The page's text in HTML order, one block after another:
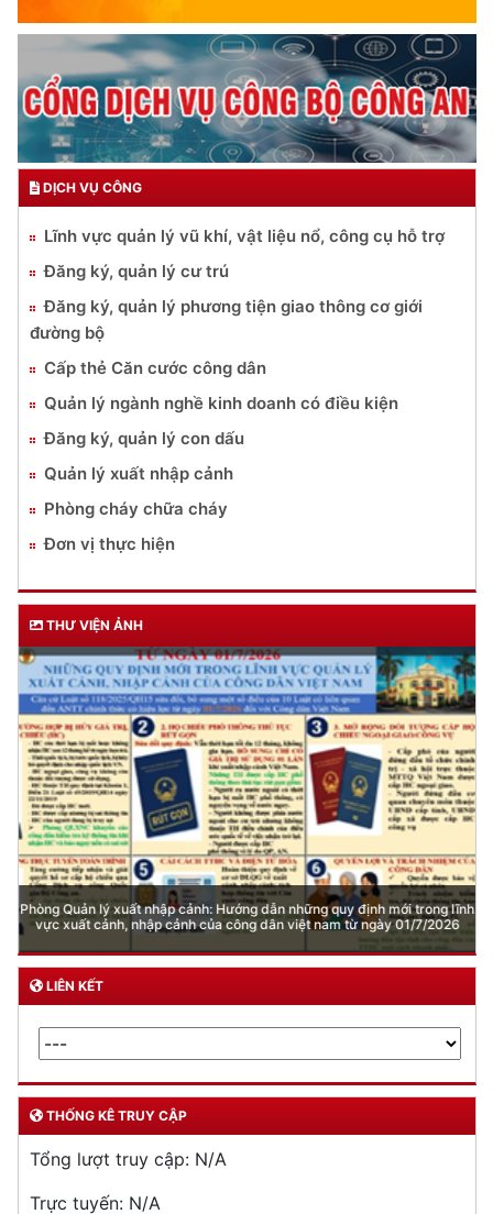
Đối với công việc, phải
TẬN TỤY
Đối với địch, phải
CƯƠNG QUYẾT, KHÔN KHÉO
Trích thư Chủ tịch Hồ Chí Minh
TRUYỀN HÌNH AN NINH HP